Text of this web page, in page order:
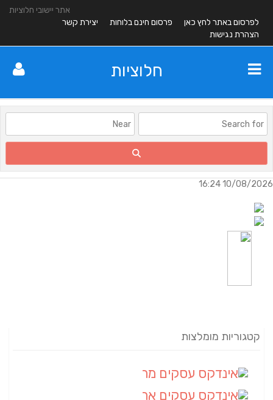
אתר יישובי חלוציות
לפרסום באתר לחץ כאן
פרסום חינם בלוחות
יצירת קשר
הצהרת נגישות
חלוציות
10/08/2026 16:24
קטגוריות מומלצות